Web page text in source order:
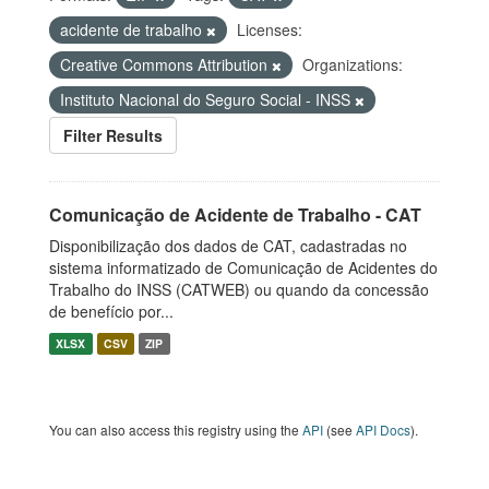
acidente de trabalho
Licenses:
Creative Commons Attribution
Organizations:
Instituto Nacional do Seguro Social - INSS
Filter Results
Comunicação de Acidente de Trabalho - CAT
Disponibilização dos dados de CAT, cadastradas no
sistema informatizado de Comunicação de Acidentes do
Trabalho do INSS (CATWEB) ou quando da concessão
de benefício por...
XLSX CSV ZIP
You can also access this registry using the API (see API Docs).